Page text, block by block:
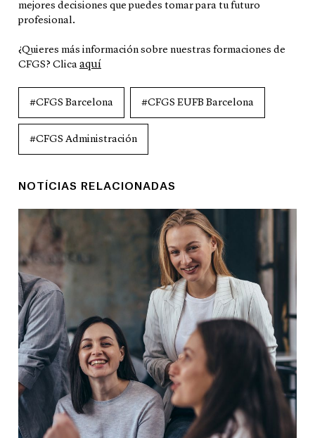
mejores decisiones que puedes tomar para tu futuro
profesional.
¿Quieres más información sobre nuestras formaciones de
CFGS? Clica aquí
#CFGS Barcelona #CFGS EUFB Barcelona
#CFGS Administración
NOTÍCIAS RELACIONADAS